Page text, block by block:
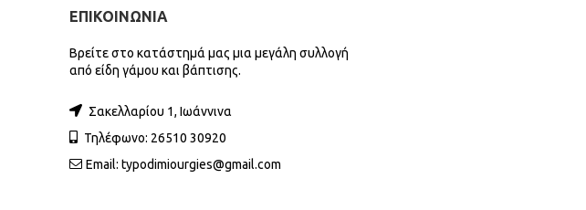
ΕΠΙΚΟΙΝΩΝΙΑ
Βρείτε στο κατάστημά μας μια μεγάλη συλλογή
από είδη γάμου και βάπτισης.
Σακελλαρίου 1, Ιωάννινα
Τηλέφωνο: 26510 30920
Email: typodimiourgies@gmail.com